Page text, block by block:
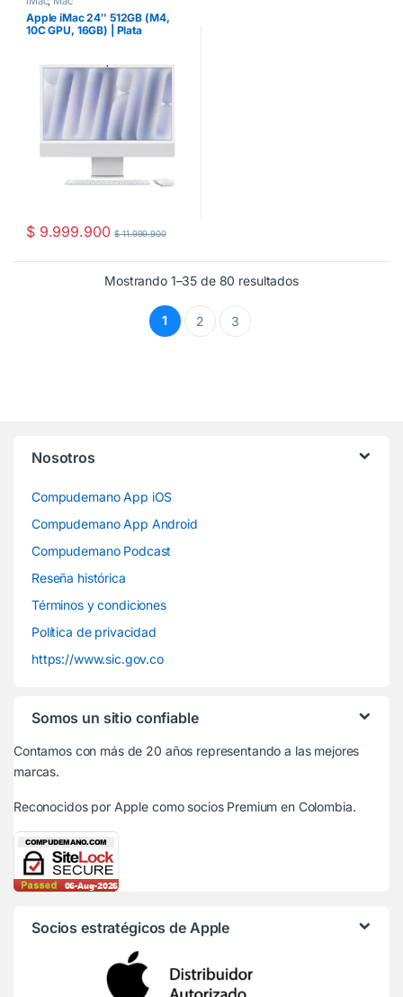
Apple iMac 24″ 512GB (M4,
10C GPU, 16GB) | Plata
$9.999.900 $11.999.900
Mostrando 1–35 de 80 resultados
1 2 3
Nosotros
Compudemano App iOS
Compudemano App Android
Compudemano Podcast
Reseña histórica
Términos y condiciones
Política de privacidad
https://www.sic.gov.co
Somos un sitio confiable
Contamos con más de 20 años representando a las mejores
marcas.
Reconocidos por Apple como socios Premium en Colombia.
Socios estratégicos de Apple